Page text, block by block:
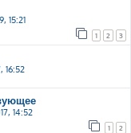
15:21
1 2 3
16:52
14:52
1 2